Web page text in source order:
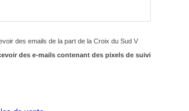
des emails de la part de la Croix du Sud V
des e-mails contenant des pixels de suivi